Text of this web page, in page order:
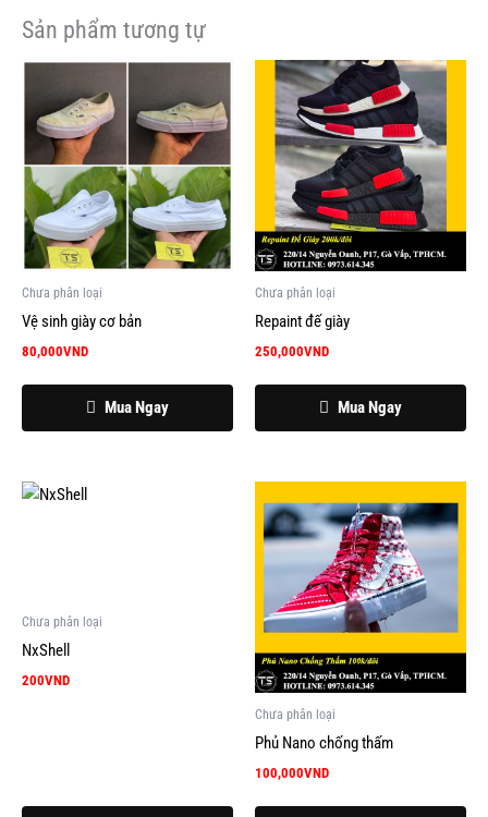
Sản phẩm tương tự
Chưa phân loại
Vệ sinh giày cơ bản
80,000VND
Mua Ngay
Chưa phân loại
Repaint đế giày
250,000VND
Mua Ngay
Chưa phân loại
NxShell
200VND
Chưa phân loại
Phủ Nano chống thấm
100,000VND